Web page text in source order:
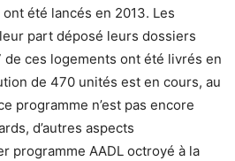
ont été lancés en 2013. Les
part déposé leurs dossiers
de ces logements ont été livrés en
de 470 unités est en cours, au
programme n’est pas encore
d’autres aspects
programme AADL octroyé à la